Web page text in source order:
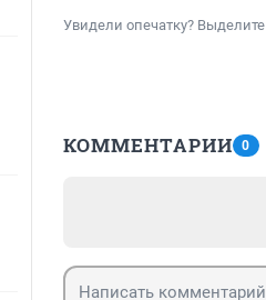
Увидели опечатку?
КОММЕНТАРИИ 0